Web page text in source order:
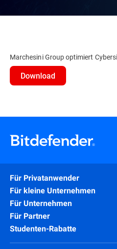
Marchesini Group optimiert
Download
Für Privatanwender
Für kleine Unternehmen
Für Unternehmen
Für Partner
Studenten-Rabatte